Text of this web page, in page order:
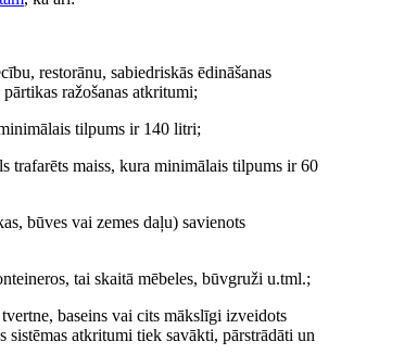
restorānu, sabiedriskās ēdināšanas
ražošanas atkritumi;
tilpums ir 140 litri;
trafarēts maiss, kura minimālais tilpums ir 60
būves vai zemes daļu) savienots
tai skaitā mēbeles, būvgruži u.tml.;
baseins vai cits mākslīgi izveidots
sistēmas atkritumi tiek savākti, pārstrādāti un